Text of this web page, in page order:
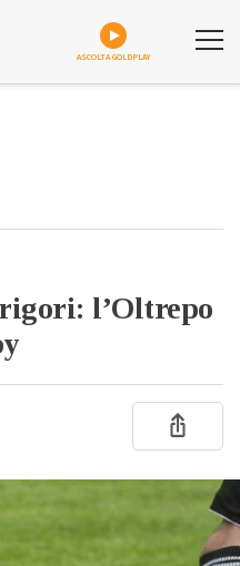
ASCOLTA GOLDPLAY
l’Oltrepo